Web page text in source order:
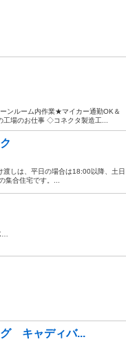
ンルーム内作業★マイカー通勤OK＆
場のお仕事 ◇コネクタ製造工...
しは、平日の場合は18:00以降、土日
集合住宅です。...
キャディバ...